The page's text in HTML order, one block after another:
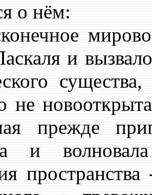
о нём:
и
прежде
и